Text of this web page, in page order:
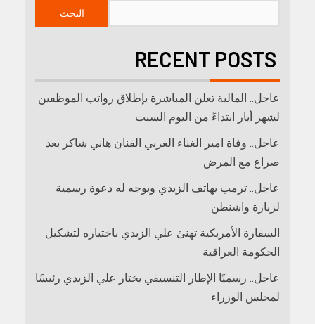
البحث
RECENT POSTS
عاجل.. المالية تعلن المباشرة بإطلاق رواتب ‏الموظفين
لشهر أيار ابتداءً من اليوم السبت
عاجل.. وفاة امير الغناء العربي الفنان هاني شاكر بعد
صراع مع المرض
عاجل.. ترمب يهاتف الزيدي ويوجه له دعوة رسمية
لزيارة واشنطن
السفارة الأمريكية تهنئ علي الزيدي باختياره لتشكيل
الحكومة العراقية
عاجل.. رسميًا الإطار التنسيقي يختار علي الزيدي رئيسًا
لمجلس الوزراء